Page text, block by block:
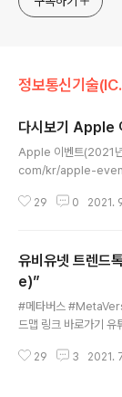
정보
다시보기 Apple
Apple 이벤트(2021
com/kr/apple-
ne 13 Pro, Apple
ver - Apple
eptember 14 at
m #developerApp
(를) 확인..
29 0 2021.
유비유넷 트렌드
e)”
#메타버스
드맵 링크 바로가기
s://29 3 2021.